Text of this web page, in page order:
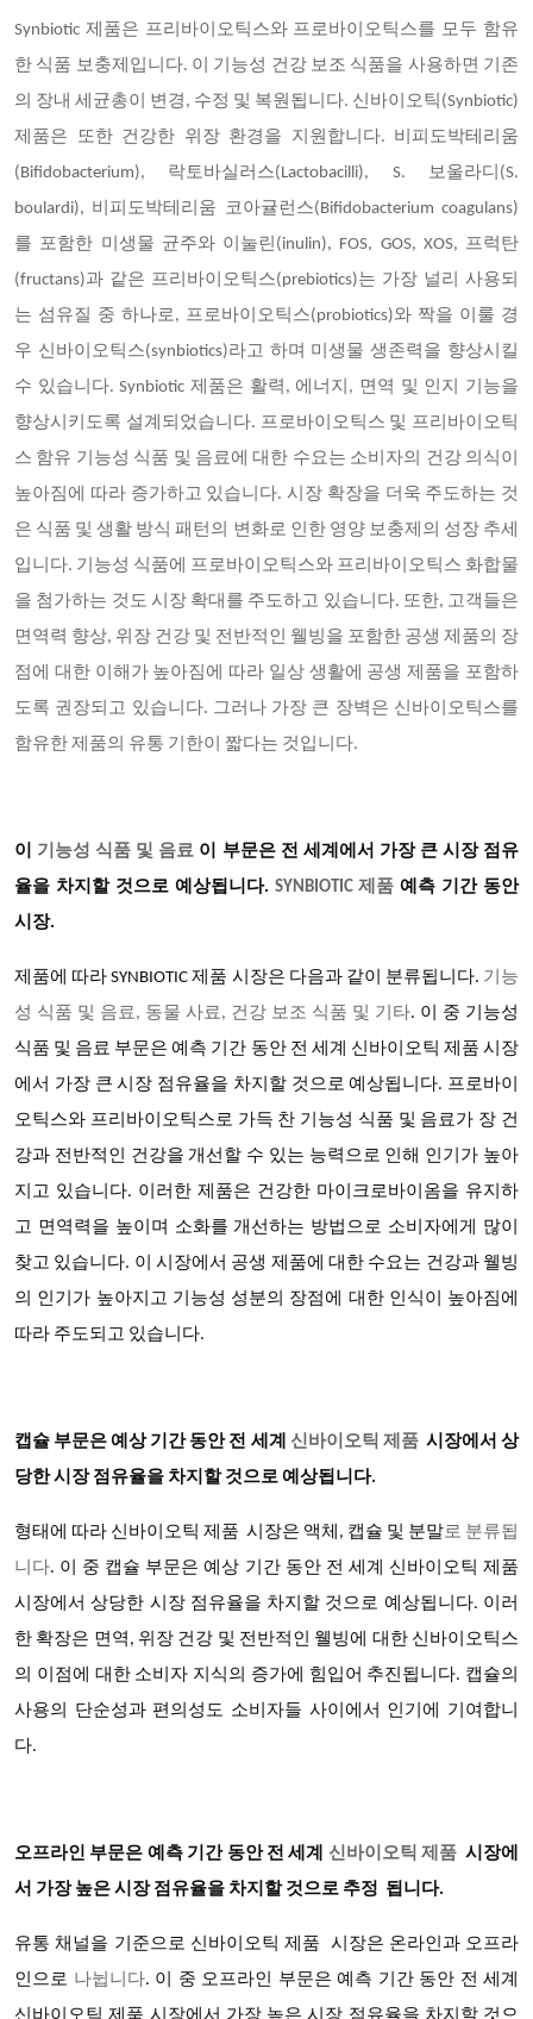
Synbiotic 제품은 프리바이오틱스와 프로바이오틱스를 모두 함유
한 식품 보충제입니다. 이 기능성 건강 보조 식품을 사용하면 기존
의 장내 세균총이 변경, 수정 및 복원됩니다. 신바이오틱(Synbiotic)
제품은 또한 건강한 위장 환경을 지원합니다. 비피도박테리움
(Bifidobacterium), 락토바실러스(Lactobacilli), S. 보울라디(S.
boulardi), 비피도박테리움 코아귤런스(Bifidobacterium coagulans)
를 포함한 미생물 균주와 이눌린(inulin), FOS, GOS, XOS, 프럭탄
(fructans)과 같은 프리바이오틱스(prebiotics)는 가장 널리 사용되
는 섬유질 중 하나로, 프로바이오틱스(probiotics)와 짝을 이룰 경
우 신바이오틱스(synbiotics)라고 하며 미생물 생존력을 향상시킬
수 있습니다. Synbiotic 제품은 활력, 에너지, 면역 및 인지 기능을
향상시키도록 설계되었습니다. 프로바이오틱스 및 프리바이오틱
스 함유 기능성 식품 및 음료에 대한 수요는 소비자의 건강 의식이
높아짐에 따라 증가하고 있습니다. 시장 확장을 더욱 주도하는 것
은 식품 및 생활 방식 패턴의 변화로 인한 영양 보충제의 성장 추세
입니다. 기능성 식품에 프로바이오틱스와 프리바이오틱스 화합물
을 첨가하는 것도 시장 확대를 주도하고 있습니다. 또한, 고객들은
면역력 향상, 위장 건강 및 전반적인 웰빙을 포함한 공생 제품의 장
점에 대한 이해가 높아짐에 따라 일상 생활에 공생 제품을 포함하
도록 권장되고 있습니다. 그러나 가장 큰 장벽은 신바이오틱스를
함유한 제품의 유통 기한이 짧다는 것입니다.
이 기능성 식품 및 음료 이 부문은 전 세계에서 가장 큰 시장 점유
율을 차지할 것으로 예상됩니다. SYNBIOTIC제품예측 기간 동안
시장.
제품에 따라SYNBIOTIC 제품 시장은 다음과 같이 분류됩니다. 기능
성 식품 및 음료, 동물 사료, 건강 보조 식품 및 기타. 이 중 기능성
식품 및 음료 부문은 예측 기간 동안 전 세계 신바이오틱 제품 시장
에서 가장 큰 시장 점유율을 차지할 것으로 예상됩니다. 프로바이
오틱스와 프리바이오틱스로 가득 찬 기능성 식품 및 음료가 장 건
강과 전반적인 건강을 개선할 수 있는 능력으로 인해 인기가 높아
지고 있습니다. 이러한 제품은 건강한 마이크로바이옴을 유지하
고 면역력을 높이며 소화를 개선하는 방법으로 소비자에게 많이
찾고 있습니다. 이 시장에서 공생 제품에 대한 수요는 건강과 웰빙
의 인기가 높아지고 기능성 성분의 장점에 대한 인식이 높아짐에
따라 주도되고 있습니다.
캡슐 부문은 예상 기간 동안 전 세계 신바이오틱 제품 시장에서 상
당한 시장 점유율을 차지할 것으로 예상됩니다.
형태에 따라 신바이오틱 제품 시장은 액체, 캡슐 및 분말로 분류됩
니다. 이 중 캡슐 부문은 예상 기간 동안 전 세계 신바이오틱 제품
시장에서 상당한 시장 점유율을 차지할 것으로 예상됩니다. 이러
한 확장은 면역, 위장 건강 및 전반적인 웰빙에 대한 신바이오틱스
의 이점에 대한 소비자 지식의 증가에 힘입어 추진됩니다. 캡슐의
사용의 단순성과 편의성도 소비자들 사이에서 인기에 기여합니
다.
오프라인 부문은 예측 기간 동안 전 세계 신바이오틱 제품 시장에
서 가장 높은 시장 점유율을 차지할 것으로 추정 됩니다.
유통 채널을 기준으로 신바이오틱 제품 시장은 온라인과 오프라
인으로 나뉩니다. 이 중 오프라인 부문은 예측 기간 동안 전 세계